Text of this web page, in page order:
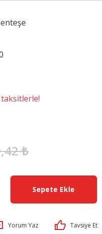
₺
Sepete Ekle
Yorum Yaz Tavsiye Et